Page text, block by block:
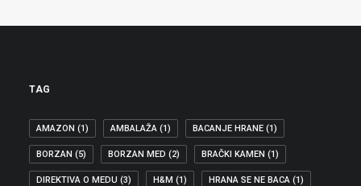
TAG
AMAZON (1) AMBALAŽA (1) BACANJE HRANE (1)
BORZAN (5) BORZAN MED (2) BRAČKI KAMEN (1)
DIREKTIVA O MEDU (3) H&M (1) HRANA SE NE BACA (1)